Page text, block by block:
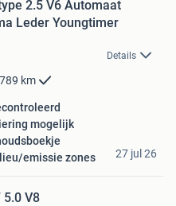
2.5 V6 Automaat
Leder Youngtimer
Details
km
mogelijk
emissie zones
27 jul 26
5.0 V8